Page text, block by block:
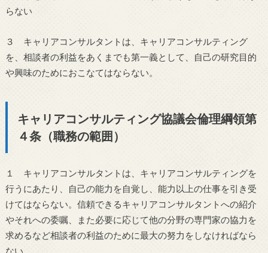
らない
３ キャリアコンサルタントは、キャリアコンサルティング
を、相談者の利益をあくまでも第一義として、自己の研究目的
や興味のためにおこなてはならない。
キャリアコンサルティング協議会倫理綱領第
４条（職務の範囲）
１ キャリアコンサルタントは、キャリアコンサルティングを
行うにあたり、自己の能力を自覚し、能力以上の仕事を引き受
けてはならない。信頼できるキャリアコンサルタントへの紹介
やそれへの委嘱、また必要に応じて他の分野の専門家の協力を
求めるなど相談者の利益のために最大の努力をしなければなら
ない